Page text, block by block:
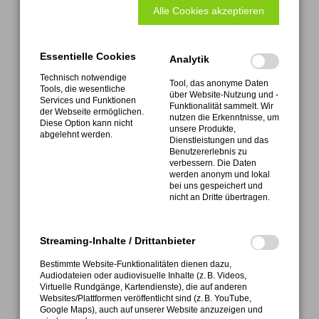
ATEMAG
Aggregatetechnologie und Manufaktur AG
Mühlenmatten 2 • D-77716 Hofstetten
Alle Cookies akzeptieren
Essentielle Cookies
Technisch notwendige
Tools, die wesentliche
Services und Funktionen
der Webseite ermöglichen.
Diese Option kann nicht
abgelehnt werden.
Analytik
Tool, das anonyme Daten
über Website-Nutzung und -
Funktionalität sammelt. Wir
nutzen die Erkenntnisse, um
unsere Produkte,
Dienstleistungen und das
Benutzererlebnis zu
verbessern. Die Daten
werden anonym und lokal
bei uns gespeichert und
nicht an Dritte übertragen.
Streaming-Inhalte / Drittanbieter
Bestimmte Website-Funktionalitäten dienen dazu,
Audiodateien oder audiovisuelle Inhalte (z. B. Videos,
Virtuelle Rundgänge, Kartendienste), die auf anderen
Websites/Plattformen veröffentlicht sind (z. B. YouTube,
Google Maps), auch auf unserer Website anzuzeigen und
Download Rücklieferschein